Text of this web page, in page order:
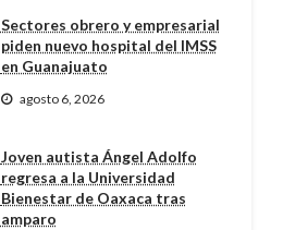
Sectores obrero y empresarial
piden nuevo hospital del IMSS
en Guanajuato
agosto 6, 2026
Joven autista Ángel Adolfo
regresa a la Universidad
Bienestar de Oaxaca tras
amparo